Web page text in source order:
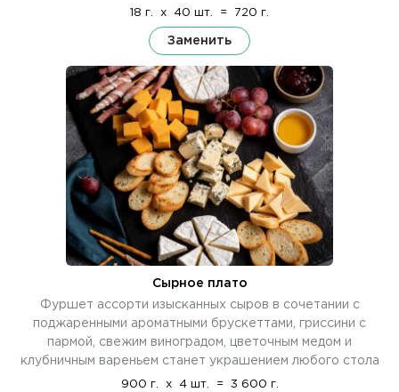
18 г. x 40 шт. = 720 г.
Заменить
Сырное плато
Фуршет ассорти изысканных сыров в сочетании с
поджаренными ароматными брускеттами, гриссини с
пармой, свежим виноградом, цветочным медом и
клубничным вареньем станет украшением любого стола
900 г. x 4 шт. = 3 600 г.